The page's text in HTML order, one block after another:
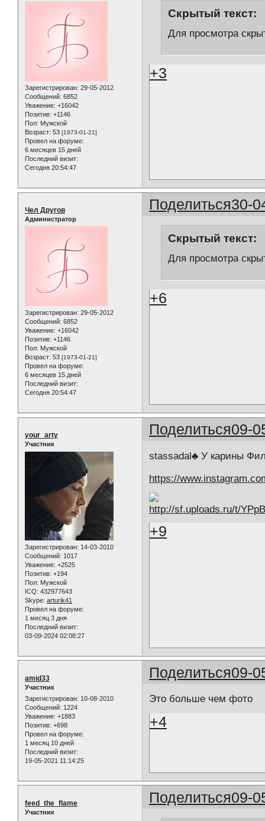
Зарегистрирован: 29-05-2012
Сообщений: 6852
Уважение: +16042
Позитив: +1146
Пол: Мужской
Возраст: 53 [1973-01-21]
Провел на форуме:
6 месяцев 15 дней
Последний визит:
Сегодня 20:54:47
Скрытый текст:
Для просмотра
+3
Поделиться30-
Чел Другов
Администратор
Зарегистрирован: 29-05-2012
Сообщений: 6852
Уважение: +16042
Позитив: +1146
Пол: Мужской
Возраст: 53 [1973-01-21]
Провел на форуме:
6 месяцев 15 дней
Последний визит:
Сегодня 20:54:47
Скрытый текст:
Для просмотра
+6
Поделиться09-
your_arty
Участник
Зарегистрирован: 14-03-2010
Сообщений: 1017
Уважение: +2525
Позитив: +194
Пол: Мужской
ICQ: 432977643
Skype: arturik41
Провел на форуме:
1 месяц 3 дня
Последний визит:
03-09-2024 02:08:27
stassadal♣️ У карины
https://
+9
Поделиться09-
amid33
Участник
Зарегистрирован: 10-08-2010
Сообщений: 1224
Уважение: +1883
Позитив: +698
Провел на форуме:
1 месяц 10 дней
Последний визит:
19-05-2021 11:14:25
Это больше чем фото
+4
Поделиться09-
feed_the_flame
Участник